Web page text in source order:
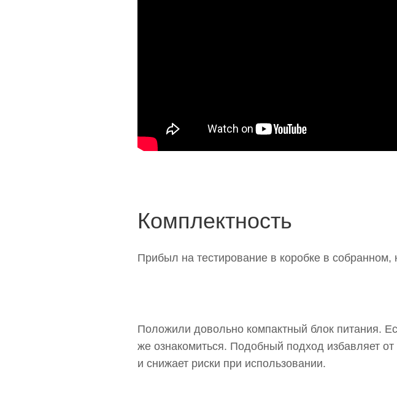
Комплектность
Прибыл на тестирование в коробке в собранном,
Положили довольно компактный блок питания.
же ознакомиться. Подобный подход избавляет
и снижает риски при использовании.